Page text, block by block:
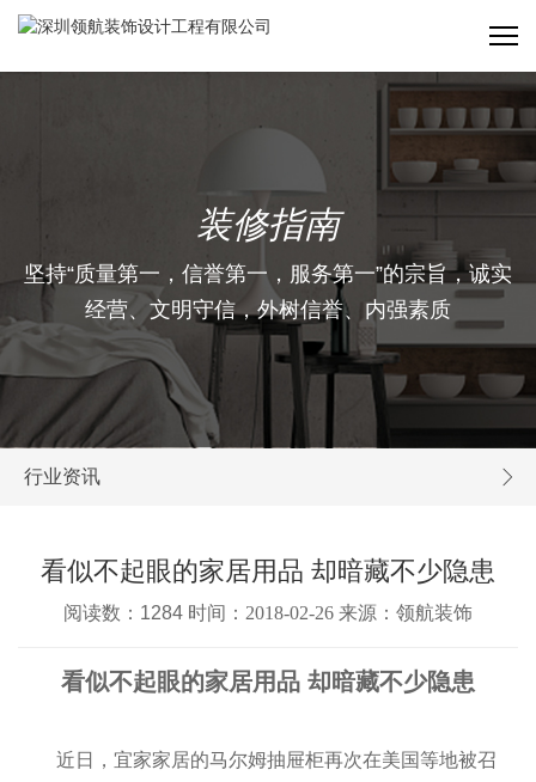
装修指南
坚持“质量第一，信誉第一，服务第一”的宗旨，诚实
经营、文明守信，外树信誉、内强素质
行业资讯
看似不起眼的家居用品 却暗藏不少隐患
阅读数：1284 时间： 2018-02-26 来源：领航装饰
看似不起眼的家居用品 却暗藏不少隐患
近日，宜家家居的马尔姆抽屉柜再次在美国等地被召